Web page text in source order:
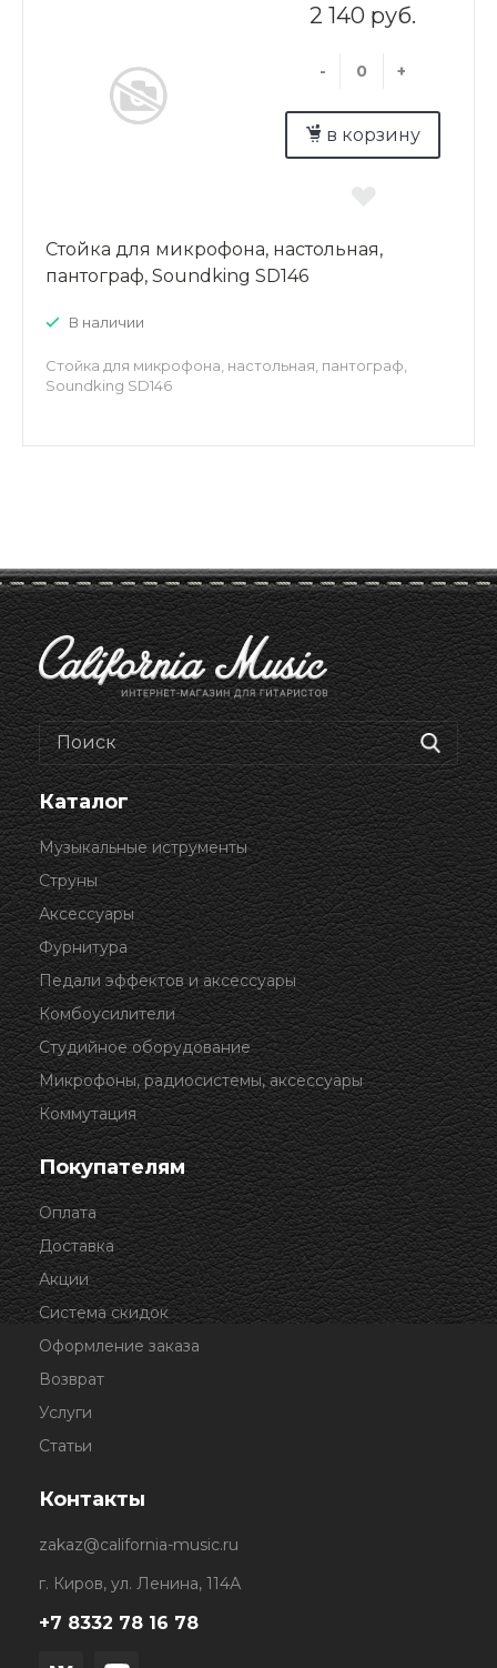
2 140 руб.
- +
в корзину
Стойка для микрофона, настольная,
пантограф, Soundking SD146
В наличии
Стойка для микрофона, настольная, пантограф,
Soundking SD146
Каталог
Музыкальные иструменты
Струны
Аксессуары
Фурнитура
Педали эффектов и аксессуары
Комбоусилители
Студийное оборудование
Микрофоны, радиосистемы, аксессуары
Коммутация
Покупателям
Оплата
Доставка
Акции
Система скидок
Оформление заказа
Возврат
Услуги
Статьи
Контакты
zakaz@california-music.ru
г. Киров, ул. Ленина, 114А
+7 8332 78 16 78